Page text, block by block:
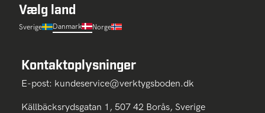
Vælg land
Sverige Danmark Norge
Kontaktoplysninger
E-post: kundeservice@verktygsboden.dk
Källbäcksrydsgatan 1, 507 42 Borås, Sverige